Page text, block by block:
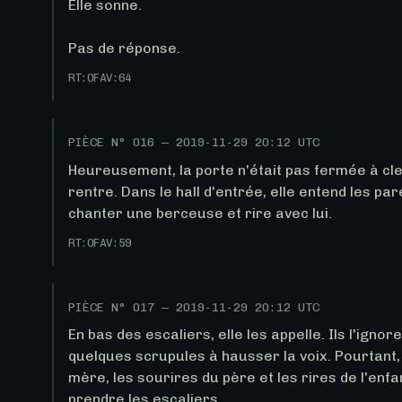
Elle sonne.
Pas de réponse.
RT:0FAV:64
PIÈCE N°016 —2019-11-29 20:12 UTC
Heureusement, la porte n'était pas fermée à
rentre. Dans le hall d'entrée, elle entend les
chanter une berceuse et rire avec lui.
RT:0FAV: 59
PIÈCE N°017 —2019-11-29 20:12 UTC
En bas des escaliers, elle les appelle. Ils
quelques scrupules à hausser la voix.
mère, les sourires du père et les rires de